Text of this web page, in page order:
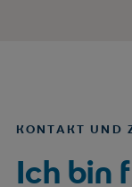
KONTAKT UND
Ich bin